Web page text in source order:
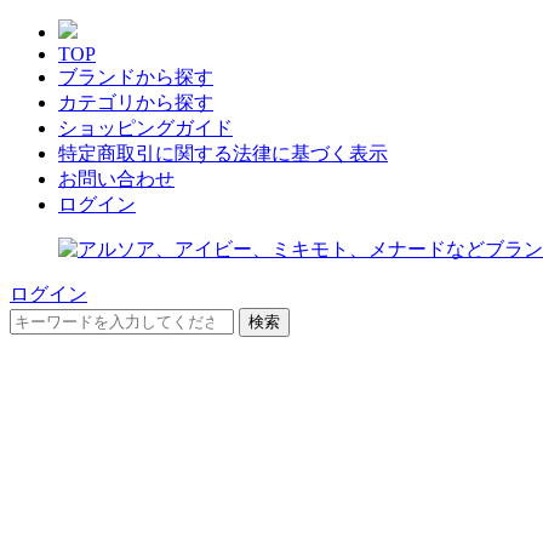
TOP
ブランドから探す
カテゴリから探す
ショッピングガイド
特定商取引に関する法律に基づく表示
お問い合わせ
ログイン
ログイン
検索